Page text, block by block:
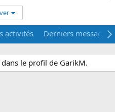
activités Derniers messages
le profil de GarikM.